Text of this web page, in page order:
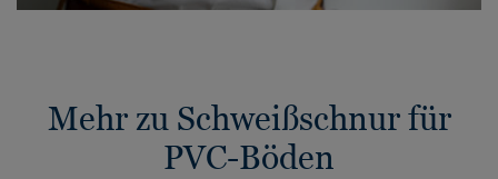
Mehr zu Schweißschnur für
PVC-Böden